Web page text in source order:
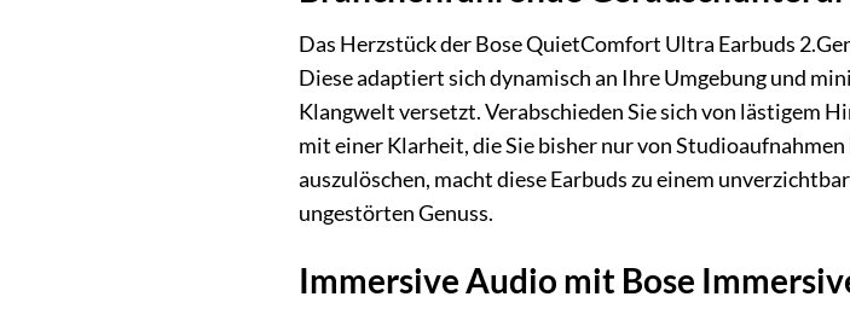
Das Herzstück der Bose QuietComfort Ultra Earbuds
Diese adaptiert sich dynamisch an Ihre Umgebung und
Klangwelt versetzt. Verabschieden Sie sich von lästigem
mit einer Klarheit, die Sie bisher nur von
auszulöschen, macht diese Earbuds zu einem
ungestörten Genuss.
Immersive Audio mit Bose